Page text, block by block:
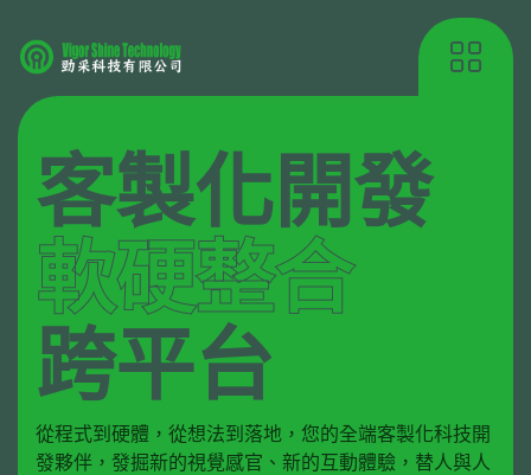
客製化開發
軟硬整合
跨平台
從程式到硬體，從想法到落地，您的全端客製化科技開
發夥伴，發掘新的視覺感官、新的互動體驗，替人與人